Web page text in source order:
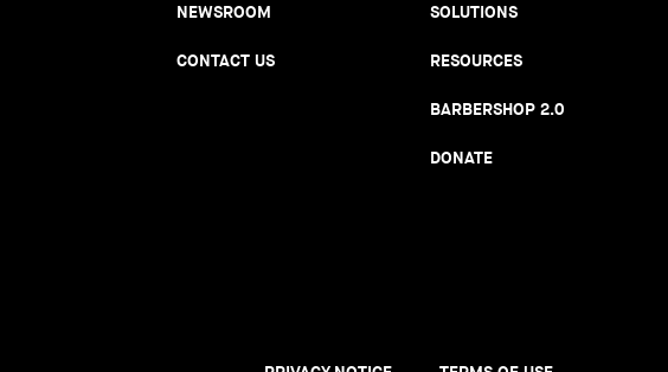
NEWSROOM
CONTACT US
SOLUTIONS
RESOURCES
BARBERSHOP 2.0
DONATE